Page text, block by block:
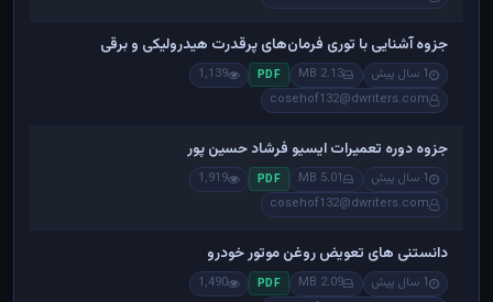
جزوه آشنایی با توری فرمان‌های پرقدرت هیدرولیکی و برقی
1 سال پیش 2.13 MB
PDF
1,139
cosehof132@dwriters.com
جزوه دوره تعمیرات ایسیو فرشاد حسین پور
1 سال پیش 5.01 MB
PDF
1,919
cosehof132@dwriters.com
دانستنی های تعویض روغن موتور خودرو
1 سال پیش 2.09 MB
PDF
1,490